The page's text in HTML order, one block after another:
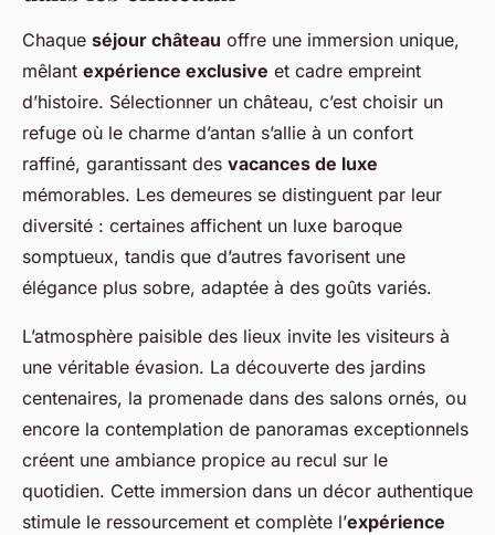
Chaque séjour château offre une immersion unique,
mêlant expérience exclusive et cadre empreint
d’histoire. Sélectionner un château, c’est choisir un
refuge où le charme d’antan s’allie à un confort
raffiné, garantissant des vacances de luxe
mémorables. Les demeures se distinguent par leur
diversité : certaines affichent un luxe baroque
somptueux, tandis que d’autres favorisent une
élégance plus sobre, adaptée à des goûts variés.
L’atmosphère paisible des lieux invite les visiteurs à
une véritable évasion. La découverte des jardins
centenaires, la promenade dans des salons ornés, ou
encore la contemplation de panoramas exceptionnels
créent une ambiance propice au recul sur le
quotidien. Cette immersion dans un décor authentique
stimule le ressourcement et complète l’expérience